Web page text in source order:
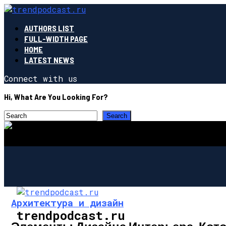
AUTHORS LIST
FULL-WIDTH PAGE
HOME
LATEST NEWS
Connect with us
Hi, What Are You Looking For?
trendpodcast.ru
Архитектура и дизайн